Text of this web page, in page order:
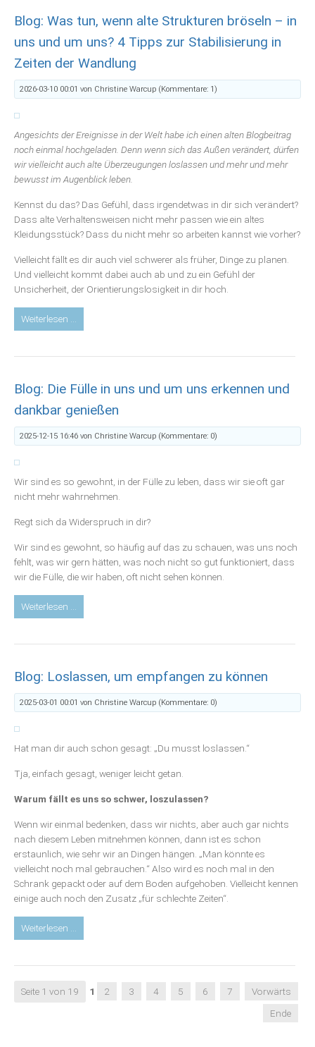
Feld
der
(Blog
von
2016,
aktuell
ist)
Blog: Was tun, wenn alte Strukturen bröseln – in
uns und um uns? 4 Tipps zur Stabilisierung in
Zeiten der Wandlung
2026-03-10 00:01 von Christine Warcup (Kommentare: 1)
Angesichts der Ereignisse in der Welt habe ich einen alten Blogbeitrag
noch einmal hochgeladen. Denn wenn sich das Außen verändert, dürfen
wir vielleicht auch alte Überzeugungen loslassen und mehr und mehr
bewusst im Augenblick leben.
Kennst du das? Das Gefühl, dass irgendetwas in dir sich verändert?
Dass alte Verhaltensweisen nicht mehr passen wie ein altes
Kleidungsstück? Dass du nicht mehr so arbeiten kannst wie vorher?
Vielleicht fällt es dir auch viel schwerer als früher, Dinge zu planen.
Und vielleicht kommt dabei auch ab und zu ein Gefühl der
Unsicherheit, der Orientierungslosigkeit in dir hoch.
Weiterlesen …
Was
Strukturen
bröseln
in
um
uns?
Tipps
Stabilisierung
Blog: Die Fülle in uns und um uns erkennen und
dankbar genießen
2025-12-15 16:46 von Christine Warcup (Kommentare: 0)
Wir sind es so gewohnt, in der Fülle zu leben, dass wir sie oft gar
nicht mehr wahrnehmen.
Regt sich da Widerspruch in dir?
Wir sind es gewohnt, so häufig auf das zu schauen, was uns noch
fehlt, was wir gern hätten, was noch nicht so gut funktioniert, dass
wir die Fülle, die wir haben, oft nicht sehen können.
Weiterlesen …
Die
und
um
dankbar
genießen
Blog: Loslassen, um empfangen zu können
2025-03-01 00:01 von Christine Warcup (Kommentare: 0)
Hat man dir auch schon gesagt: „Du musst loslassen.“
Tja, einfach gesagt, weniger leicht getan.
Warum fällt es uns so schwer, loszulassen?
Wenn wir einmal bedenken, dass wir nichts, aber auch gar nichts
nach diesem Leben mitnehmen können, dann ist es schon
erstaunlich, wie sehr wir an Dingen hängen. „Man könnte es
vielleicht noch mal gebrauchen.“ Also wird es noch mal in den
Schrank gepackt oder auf dem Boden aufgehoben. Vielleicht kennen
einige auch noch den Zusatz „für schlechte Zeiten“.
Weiterlesen …
Loslassen,
zu
Seite 1 von 19 1 2 3 4 5 6 7
Vorwärts
Ende